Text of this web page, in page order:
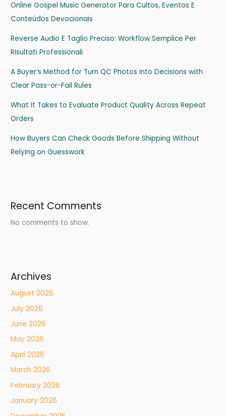
Online Gospel Music Generator Para Cultos, Eventos E
Conteúdos Devocionais
Reverse Audio E Taglio Preciso: Workflow Semplice Per
Risultati Professionali
A Buyer’s Method for Turn QC Photos into Decisions with
Clear Pass-or-Fail Rules
What It Takes to Evaluate Product Quality Across Repeat
Orders
How Buyers Can Check Goods Before Shipping Without
Relying on Guesswork
Recent Comments
No comments to show.
Archives
August 2026
July 2026
June 2026
May 2026
April 2026
March 2026
February 2026
January 2026